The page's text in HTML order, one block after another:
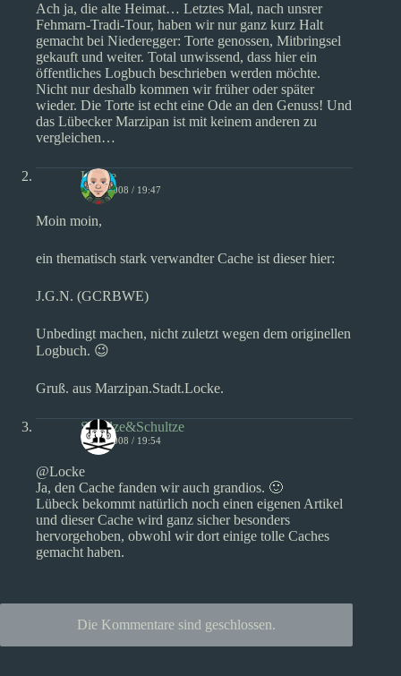
Ach ja, die alte Heimat… Letztes Mal, nach unsrer
Fehmarn-Tradi-Tour, haben wir nur ganz kurz Halt
gemacht bei Niederegger: Torte genossen, Mitbringsel
gekauft und weiter. Total unwissend, dass hier ein
öffentliches Logbuch beschrieben werden möchte.
Nicht nur deshalb kommen wir früher oder später
wieder. Die Torte ist echt eine Ode an den Genuss! Und
das Lübecker Marzipan ist mit keinem anderen zu
vergleichen…
Locke
16/10/2008 / 19:47
Moin moin,
ein thematisch stark verwandter Cache ist dieser hier:
J.G.N. (GCRBWE)
Unbedingt machen, nicht zuletzt wegen dem originellen
Logbuch. 😉
Gruß. aus Marzipan.Stadt.Locke.
Schulze&Schultze
16/10/2008 / 19:54
@Locke
Ja, den Cache fanden wir auch grandios. 🙂
Lübeck bekommt natürlich noch einen eigenen Artikel
und dieser Cache wird ganz sicher besonders
hervorgehoben, obwohl wir dort einige tolle Caches
gemacht haben.
Die Kommentare sind geschlossen.